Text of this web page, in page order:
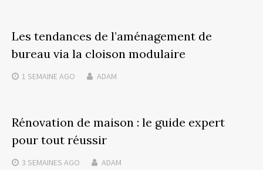
Les tendances de l’aménagement de
bureau via la cloison modulaire
1 SEMAINE AGO ADAM
Rénovation de maison : le guide expert
pour tout réussir
3 SEMAINES AGO ADAM